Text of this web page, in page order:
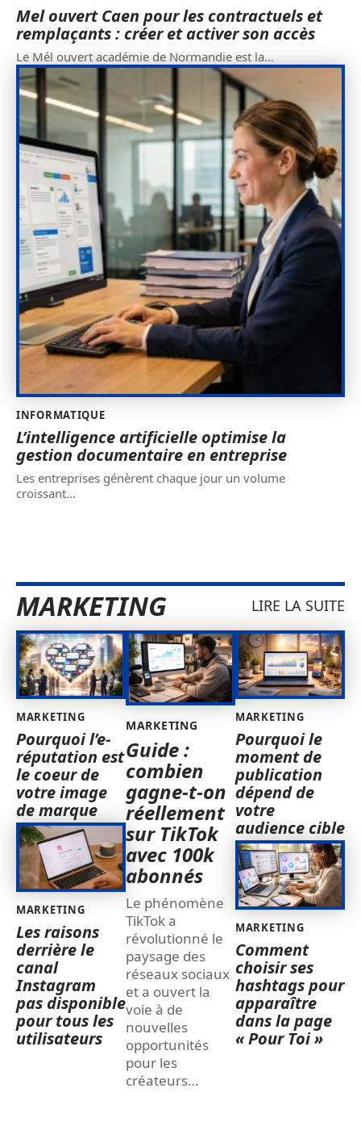
Mel ouvert Caen pour les contractuels et
remplaçants : créer et activer son accès
Le Mél ouvert académie de Normandie est la…
INFORMATIQUE
L’intelligence artificielle optimise la
gestion documentaire en entreprise
Les entreprises génèrent chaque jour un volume
croissant…
MARKETING LIRE LA SUITE
MARKETING
Pourquoi l’e-
réputation est
le coeur de
votre image
de marque
MARKETING
Les raisons
derrière le
canal
Instagram
pas disponible
pour tous les
utilisateurs
MARKETING
Guide :
combien
gagne-t-on
réellement
sur TikTok
avec 100k
abonnés
Le phénomène
TikTok a
révolutionné le
paysage des
réseaux sociaux
et a ouvert la
voie à de
nouvelles
opportunités
pour les
créateurs…
MARKETING
Pourquoi le
moment de
publication
dépend de
votre
audience cible
MARKETING
Comment
choisir ses
hashtags pour
apparaître
dans la page
« Pour Toi »